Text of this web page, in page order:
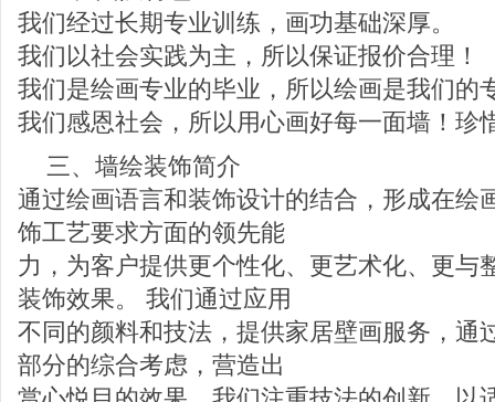
我们经过长期专业训练，画功基础深厚。
我们以社会实践为主，所以保证报价合理！
我们是绘画专业的毕业，所以绘画是我们的
我们感恩社会，所以用心画好每一面墙！珍
三、墙绘装饰简介
通过绘画语言和装饰设计的结合，形成在绘
饰工艺要求方面的领先能
力，为客户提供更个性化、更艺术化、更与
装饰效果。 我们通过应用
不同的颜料和技法，提供家居壁画服务，通
部分的综合考虑，营造出